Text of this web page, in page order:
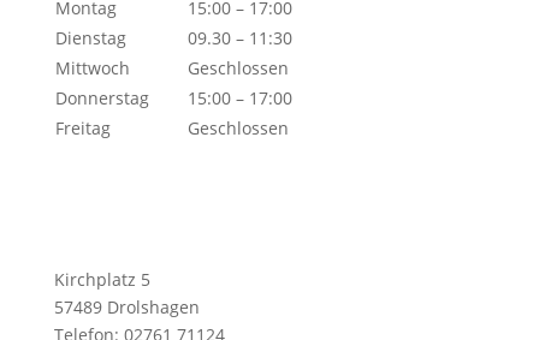
Montag
15:00 – 17:00
Dienstag
09.30 – 11:30
Mittwoch
Geschlossen
Donnerstag
15:00 – 17:00
Freitag
Geschlossen
Kirchplatz 5
57489 Drolshagen
Telefon: 02761 71124